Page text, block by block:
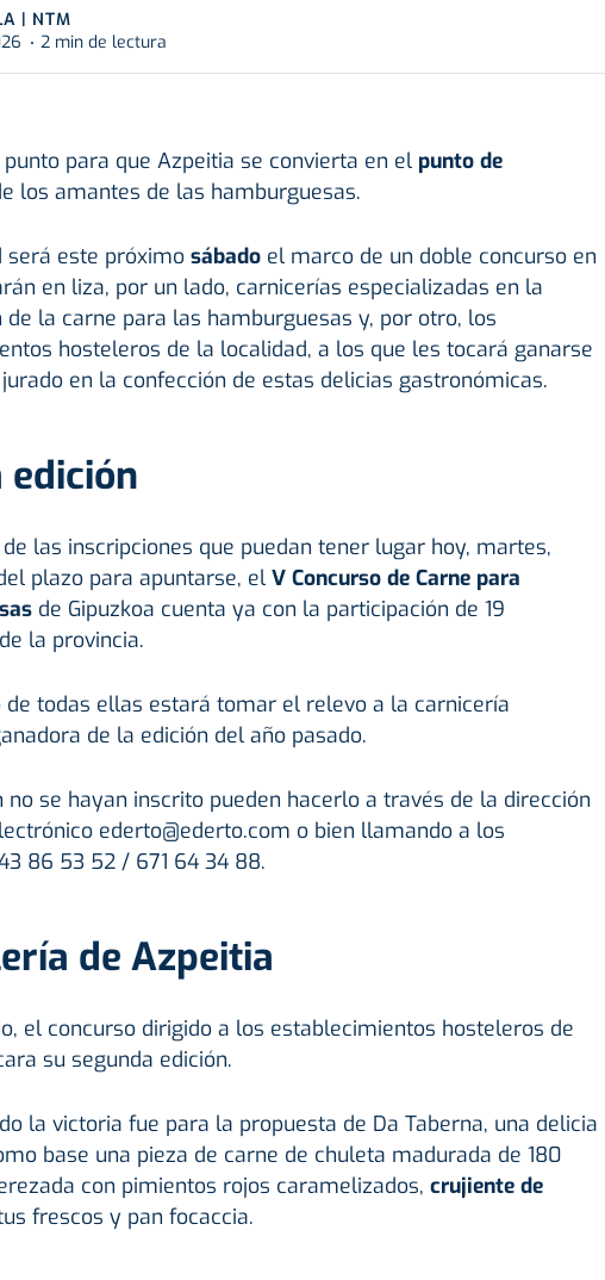
| NTM
2 min de lectura
para que Azpeitia se convierta en el punto de
los amantes de las hamburguesas.
será este próximo sábadoel marco de un doble concurso en
en liza, por un lado, carnicerías especializadas en la
de la carne para las hamburguesas y, por otro, los
hosteleros de la localidad, a los que les tocará ganarse
en la confección de estas delicias gastronómicas.
edición
las inscripciones que puedan tener lugar hoy, martes,
plazo para apuntarse, elV Concurso de Carne para
de Gipuzkoa cuenta ya con la participación de 19
la provincia.
de todas ellas estará tomar el relevo a la carnicería
de la edición del año pasado.
no se hayan inscrito pueden hacerlo a través de la dirección
ederto@ederto.com o bien llamando a los
86 53 52 / 671 64 34 88.
de Azpeitia
el concurso dirigido a los establecimientos hosteleros de
su segunda edición.
la victoria fue para la propuesta de Da Taberna, una delicia
base una pieza de carne de chuleta madurada de 180
con pimientos rojos caramelizados, crujiente de
frescos y pan focaccia.